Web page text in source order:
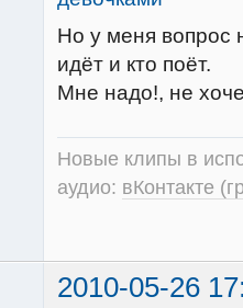
Но у меня вопрос
идёт и кто поёт.
Мне надо!, не
Новые клипы в
аудио: вКонтакте
2010-05-26